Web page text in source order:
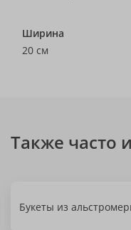
Ширина
20 см
Также часто
Букеты из